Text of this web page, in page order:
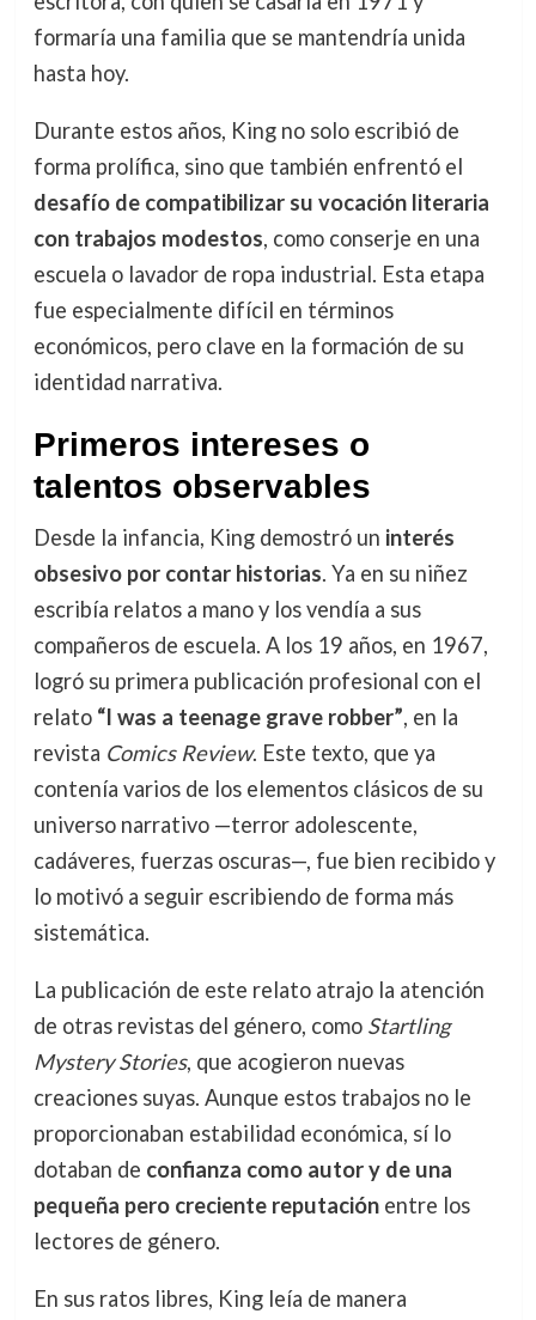
formaría una familia que se mantendría unida
hasta hoy.
Durante estos años, King no solo escribió de
forma prolífica, sino que también enfrentó el
desafío de compatibilizar su vocación literaria
con trabajos modestos, como conserje en una
escuela o lavador de ropa industrial. Esta etapa
fue especialmente difícil en términos
económicos, pero clave en la formación de su
identidad narrativa.
Primeros intereses o
talentos observables
Desde la infancia, King demostró un interés
obsesivo por contar historias. Ya en su niñez
escribía relatos a mano y los vendía a sus
compañeros de escuela. A los 19 años, en 1967,
logró su primera publicación profesional con el
relato “I was a teenage grave robber”, en la
revista Comics Review. Este texto, que ya
contenía varios de los elementos clásicos de su
universo narrativo —terror adolescente,
cadáveres, fuerzas oscuras—, fue bien recibido y
lo motivó a seguir escribiendo de forma más
sistemática.
La publicación de este relato atrajo la atención
de otras revistas del género, como Startling
Mystery Stories, que acogieron nuevas
creaciones suyas. Aunque estos trabajos no le
proporcionaban estabilidad económica, sí lo
dotaban de confianza como autor y de una
pequeña pero creciente reputaciónentre los
lectores de género.
En sus ratos libres, King leía de manera